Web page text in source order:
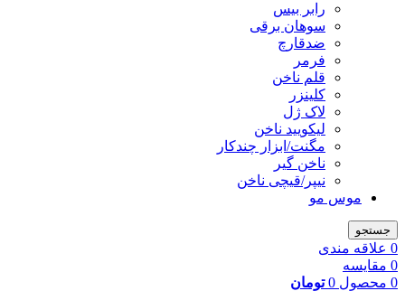
رابر بیس
سوهان برقی
ضدقارچ
فرمر
قلم ناخن
کلینزر
لاک ژل
لیکوييد ناخن
مگنت/ابزار چندکار
ناخن گیر
نیپر/قیچی ناخن
موس مو
جستجو
0 علاقه مندی
0 مقایسه
0 محصول 0 تومان